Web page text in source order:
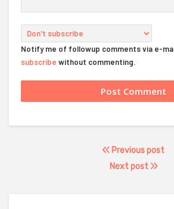
Notify me of followup comments via e-
subscribe without commenting.
Previous post
Next post